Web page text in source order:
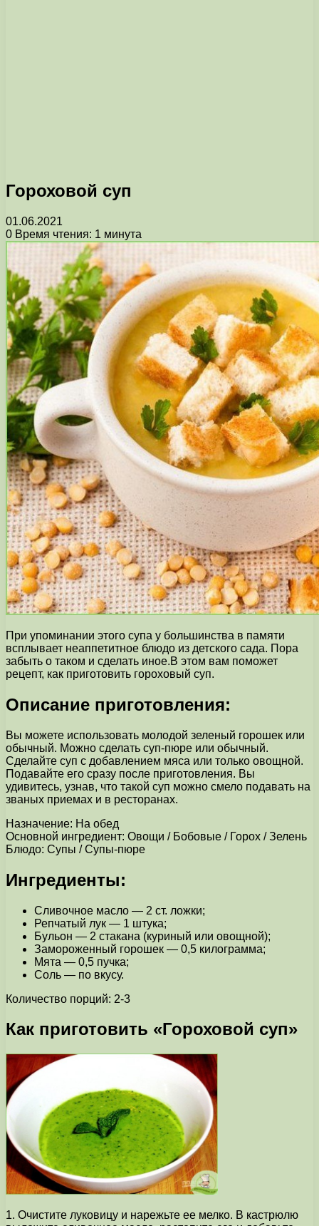
Гороховой суп
01.06.2021
0 Время чтения: 1 минута
При упоминании этого супа у большинства в памяти
всплывает неаппетитное блюдо из детского сада. Пора
забыть о таком и сделать иное.В этом вам поможет
рецепт, как приготовить гороховый суп.
Описание приготовления:
Вы можете использовать молодой зеленый горошек или
обычный. Можно сделать суп-пюре или обычный.
Сделайте суп с добавлением мяса или только овощной.
Подавайте его сразу после приготовления. Вы
удивитесь, узнав, что такой суп можно смело подавать на
званых приемах и в ресторанах.
Назначение: На обед
Основной ингредиент: Овощи / Бобовые / Горох / Зелень
Блюдо: Супы / Супы-пюре
Ингредиенты:
Сливочное масло — 2 ст. ложки;
Репчатый лук — 1 штука;
Бульон — 2 стакана (куриный или овощной);
Замороженный горошек — 0,5 килограмма;
Мята — 0,5 пучка;
Соль — по вкусу.
Количество порций: 2-3
Как приготовить «Гороховой суп»
1. Очистите луковицу и нарежьте ее мелко. В кастрюлю